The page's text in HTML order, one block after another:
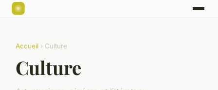
Accueil › Culture
Culture